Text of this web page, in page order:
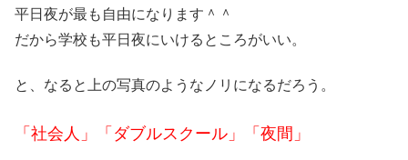
平日夜が最も自由になります＾＾
だから学校も平日夜にいけるところがいい。
と、なると上の写真のようなノリになるだろう。
「社会人」「ダブルスクール」「夜間」